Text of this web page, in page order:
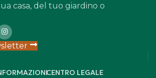
casa, del tuo giardino o
CENTRO LEGALE